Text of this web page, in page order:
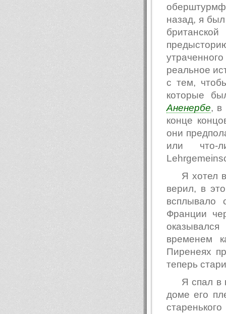
назад, я
реальное
с тем,
которые
Аненербе, в
конце
они
или что-
Я хотел
верил, в
всплывало
Франции
временем
Пиренеях
теперь
Я спал в
доме его